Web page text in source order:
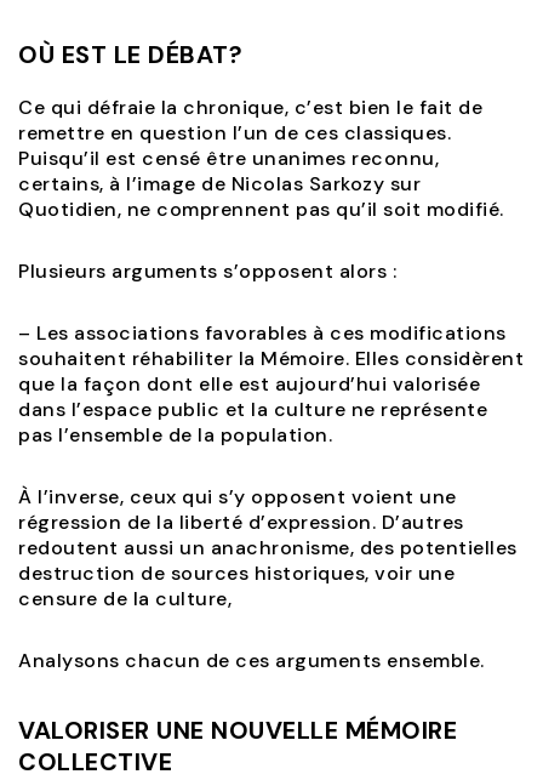
OÙ EST LE DÉBAT?
Ce qui défraie la chronique, c’est bien le fait de
remettre en question l’un de ces classiques.
Puisqu’il est censé être unanimes reconnu,
certains, à l’image de Nicolas Sarkozy sur
Quotidien, ne comprennent pas qu’il soit modifié.
Plusieurs arguments s’opposent alors :
– Les associations favorables à ces modifications
souhaitent réhabiliter la Mémoire. Elles considèrent
que la façon dont elle est aujourd’hui valorisée
dans l’espace public et la culture ne représente
pas l’ensemble de la population.
À l’inverse, ceux qui s’y opposent voient une
régression de la liberté d’expression. D’autres
redoutent aussi un anachronisme, des potentielles
destruction de sources historiques, voir une
censure de la culture,
Analysons chacun de ces arguments ensemble.
VALORISER UNE NOUVELLE MÉMOIRE
COLLECTIVE